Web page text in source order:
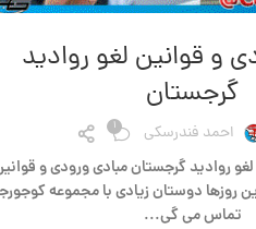
و قوانین لغو روادید
گرجستان
احمد فندرسکی 1
روادید گرجستان مبادی ورودی و
روزها دوستان زیادی با مجموعه
تماس می گی...